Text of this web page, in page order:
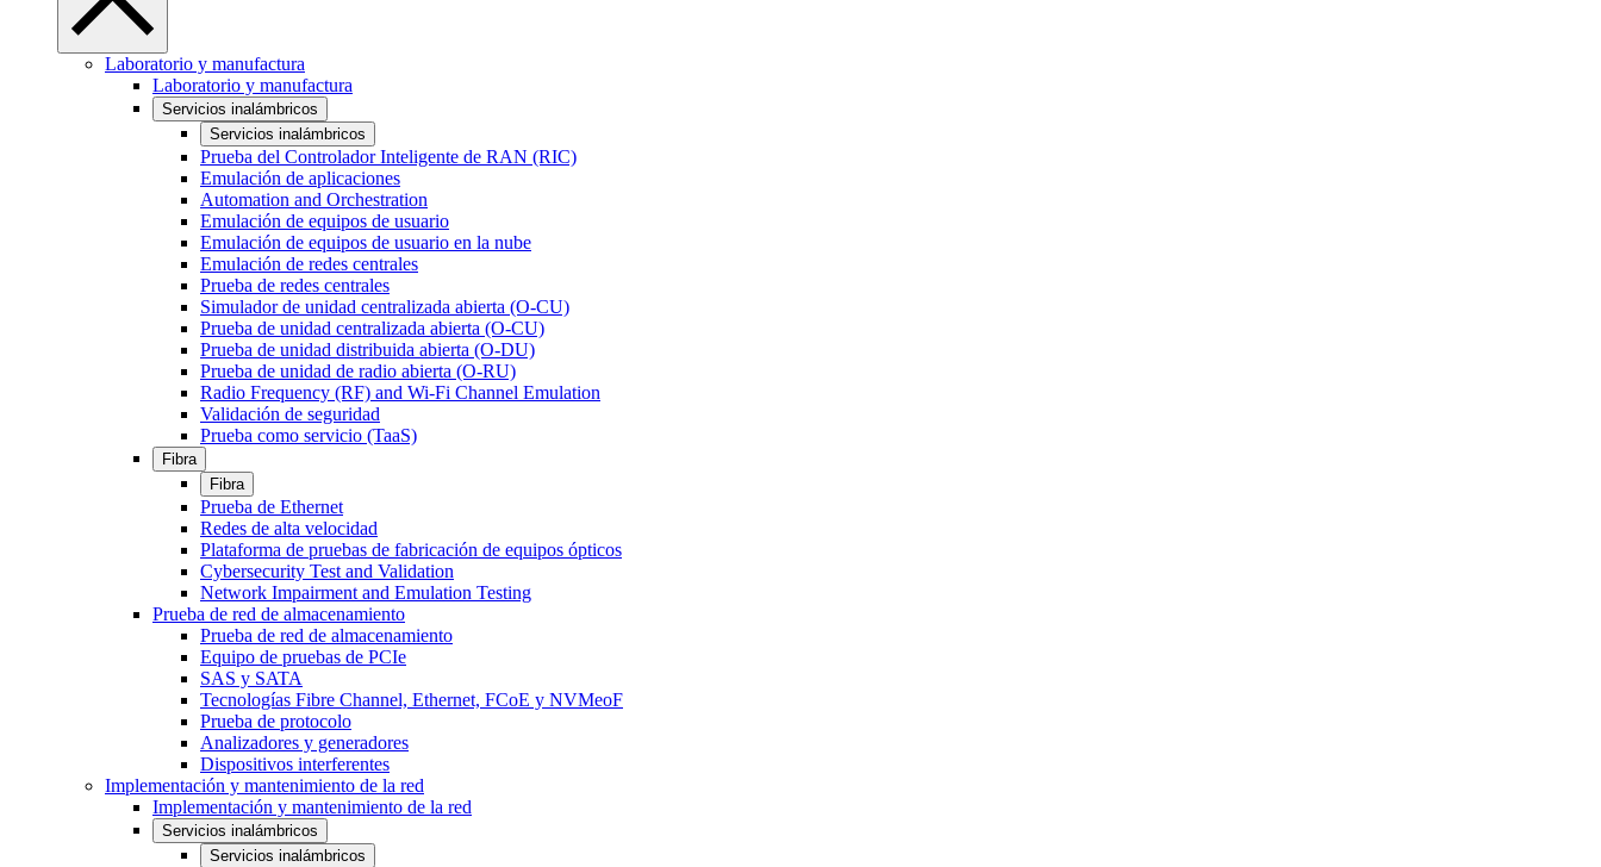
Laboratorio y manufactura
Laboratorio y manufactura
Servicios inalámbricos
Servicios inalámbricos
Prueba del Controlador Inteligente de RAN (RIC)
Emulación de aplicaciones
Automation and Orchestration
Emulación de equipos de usuario
Emulación de equipos de usuario en la nube
Emulación de redes centrales
Prueba de redes centrales
Simulador de unidad centralizada abierta (O-CU)
Prueba de unidad centralizada abierta (O-CU)
Prueba de unidad distribuida abierta (O-DU)
Prueba de unidad de radio abierta (O-RU)
Radio Frequency (RF) and Wi-Fi Channel Emulation
Validación de seguridad
Prueba como servicio (TaaS)
Fibra
Fibra
Prueba de Ethernet
Redes de alta velocidad
Plataforma de pruebas de fabricación de equipos ópticos
Cybersecurity Test and Validation
Network Impairment and Emulation Testing
Prueba de red de almacenamiento
Prueba de red de almacenamiento
Equipo de pruebas de PCIe
SAS y SATA
Tecnologías Fibre Channel, Ethernet, FCoE y NVMeoF
Prueba de protocolo
Analizadores y generadores
Dispositivos interferentes
Implementación y mantenimiento de la red
Implementación y mantenimiento de la red
Servicios inalámbricos
Servicios inalámbricos